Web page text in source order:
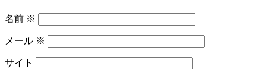
名前 ※
メール ※
サイト